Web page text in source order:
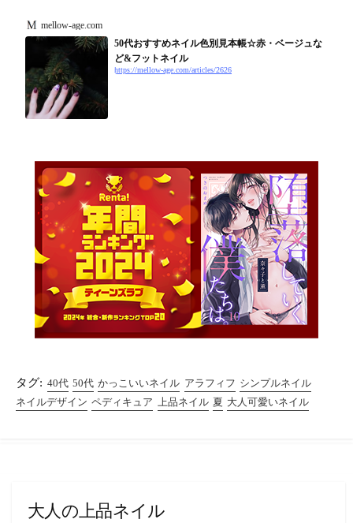
mellow-age.com
50代おすすめネイル色別見本帳☆赤・ベージュな
ど&フットネイル
https://mellow-age.com/articles/2626
タグ: 40代 50代 かっこいいネイル アラフィフ シンプルネイル
ネイルデザイン ペディキュア 上品ネイル 夏 大人可愛いネイル
大人の上品ネイル